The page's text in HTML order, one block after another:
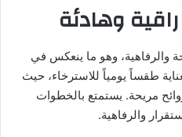
وهادئة
والرفاهية، وهو ما ينعكس في
طقساً يومياً للاسترخاء، حيث
مريحة. يستمتع بالخطوات
والرفاهية.